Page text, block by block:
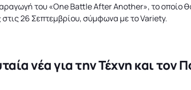
του «One Battle After Another», το οποίο
26 Σεπτεμβρίου, σύμφωνα με το Variety.
νέα για την Τέχνη και τον